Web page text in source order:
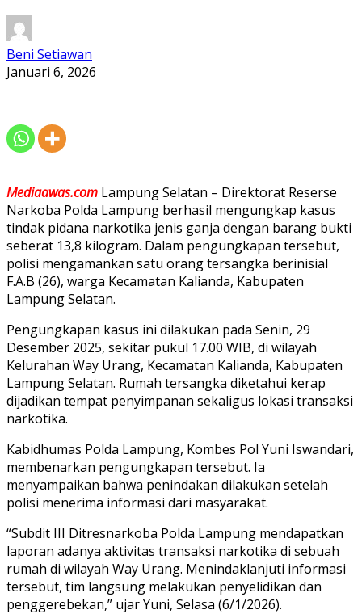
Beni Setiawan
Januari 6, 2026
Mediaawas.com Lampung Selatan – Direktorat Reserse
Narkoba Polda Lampung berhasil mengungkap kasus
tindak pidana narkotika jenis ganja dengan barang bukti
seberat 13,8 kilogram. Dalam pengungkapan tersebut,
polisi mengamankan satu orang tersangka berinisial
F.A.B (26), warga Kecamatan Kalianda, Kabupaten
Lampung Selatan.
Pengungkapan kasus ini dilakukan pada Senin, 29
Desember 2025, sekitar pukul 17.00 WIB, di wilayah
Kelurahan Way Urang, Kecamatan Kalianda, Kabupaten
Lampung Selatan. Rumah tersangka diketahui kerap
dijadikan tempat penyimpanan sekaligus lokasi transaksi
narkotika.
Kabidhumas Polda Lampung, Kombes Pol Yuni Iswandari,
membenarkan pengungkapan tersebut. Ia
menyampaikan bahwa penindakan dilakukan setelah
polisi menerima informasi dari masyarakat.
“Subdit III Ditresnarkoba Polda Lampung mendapatkan
laporan adanya aktivitas transaksi narkotika di sebuah
rumah di wilayah Way Urang. Menindaklanjuti informasi
tersebut, tim langsung melakukan penyelidikan dan
penggerebekan,” ujar Yuni, Selasa (6/1/2026).